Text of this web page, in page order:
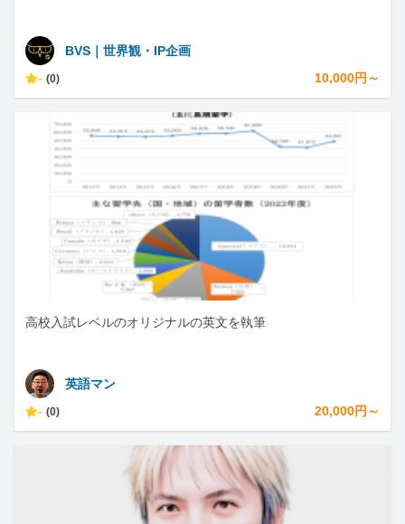
BVS｜世界観・IP企画
- (0) 10,000円～
高校入試レベルのオリジナルの英文を執筆
英語マン
- (0) 20,000円～